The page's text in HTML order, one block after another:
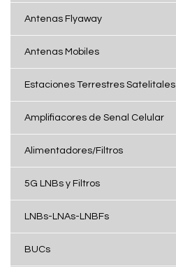
Antenas Flyaway
Antenas Mobiles
Estaciones Terrestres Satelitales
Amplifiacores de Senal Celular
Alimentadores/Filtros
5G LNBs y Filtros
LNBs-LNAs-LNBFs
BUCs